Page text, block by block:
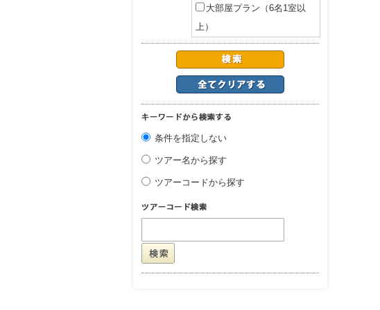
大部屋プラン（6名1室以
上）
条件を指定しない
ツアー名から探す
ツアーコードから探す